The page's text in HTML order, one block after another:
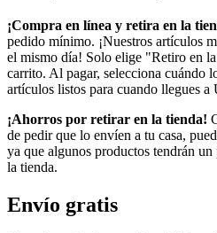
¡Compra en línea y retira en la
pedido mínimo. ¡Nuestros artículos
el mismo día! Solo elige "Retiro en
carrito. Al pagar, selecciona cuándo
artículos listos para cuando llegues a
¡Ahorros por retirar en la tienda!
de pedir que lo envíen a tu casa,
ya que algunos productos tendrán
la tienda.
Envío gratis